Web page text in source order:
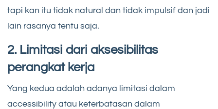
tapi kan itu tidak natural dan tidak impulsif dan jadi
lain rasanya tentu saja.
2. Limitasi dari aksesibilitas
perangkat kerja
Yang kedua adalah adanya limitasi dalam
accessibility atau keterbatasan dalam